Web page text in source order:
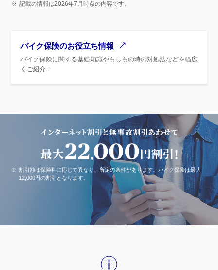
※ 記載の情報は2026年7月時点の内容です。
バイク保険のお役立ち情報
バイク保険に関する基礎知識やもしもの時の対処法などを幅広
くご紹介！
※ 割引額は保険料に応じて異なり、所定の条件があります。バイク保険は最大
12,000円の割引となります。